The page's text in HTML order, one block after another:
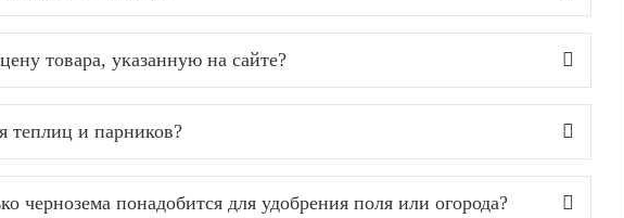
товара, указанную на сайте?
теплиц и парников?
чернозема понадобится для удобрения поля или огорода?